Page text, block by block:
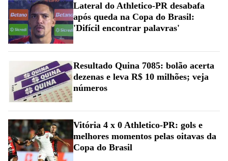
Lateral do Athletico-PR desabafa
após queda na Copa do Brasil:
'Difícil encontrar palavras'
Resultado Quina 7085: bolão acerta
dezenas e leva R$ 10 milhões; veja
números
Vitória 4 x 0 Athletico-PR: gols e
melhores momentos pelas oitavas da
Copa do Brasil